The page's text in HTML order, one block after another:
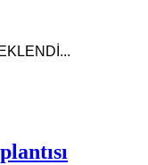
EKLENDİ...